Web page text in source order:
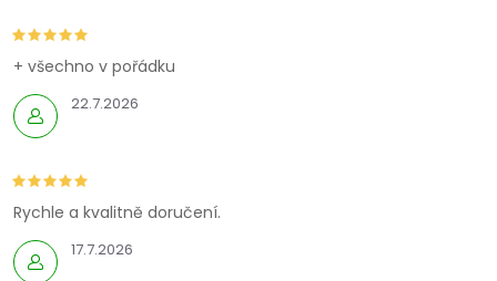
22.7.2026
+ všechno v pořádku
17.7.2026
Rychle a kvalitně doručení.